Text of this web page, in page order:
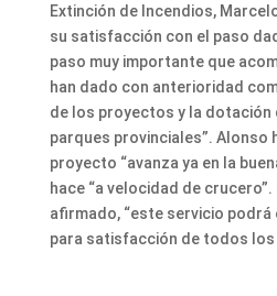
Extinción de Incendios,
su satisfacción con el paso
paso muy importante que
han dado con anterioridad
de los proyectos y la dotación
parques provinciales”. Alonso
proyecto “avanza ya en la
hace “a velocidad de
afirmado, “este servicio
para satisfacción de todos los